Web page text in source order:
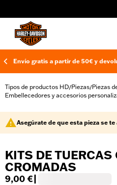
Envío gratis a partir de 50€ y
Tipos de productos HD/Piezas/Piezas
Embellecedores y accesorios
Asegúrate de que esta pieza se te
KITS DE TUERCAS
CROMADAS
9,00 €